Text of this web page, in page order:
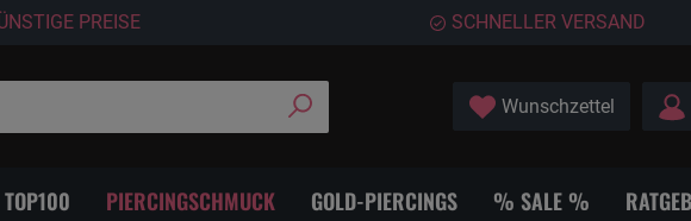
PREISE SCHNELLER VERSAND
Wunschzettel
PIERCINGSCHMUCK GOLD-PIERCINGS % SALE %